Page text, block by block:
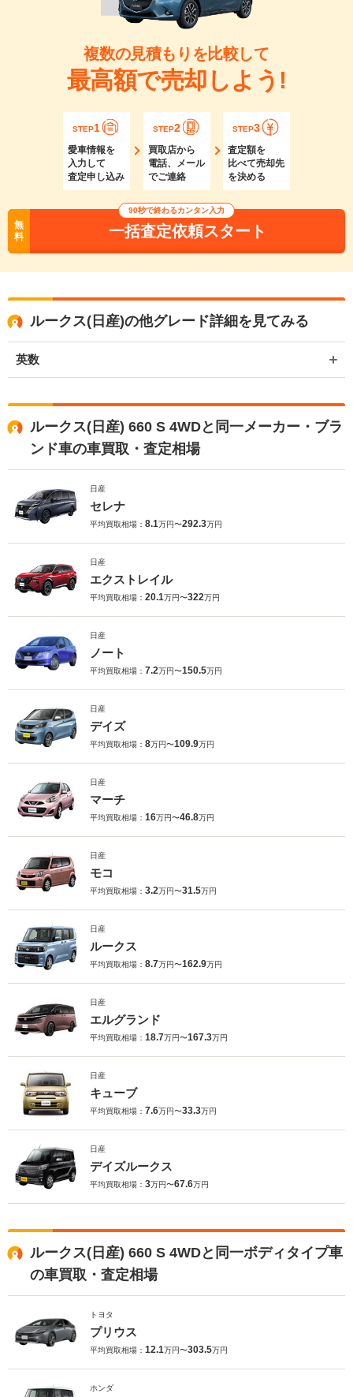
複数の見積もりを比較して
最高額で売却しよう!
STEP1
愛車情報を
入力して
査定申し込み
STEP2
買取店から
電話、メール
でご連絡
STEP3
査定額を
比べて売却先
を決める
無
料
90秒で終わるカンタン入力
一括査定依頼スタート
ルークス(日産)の他グレード詳細を見てみる
英数
ルークス(日産) 660 S 4WDと同一メーカー・ブラ
ンド車の車買取・査定相場
日産
セレナ
平均買取相場： 8.1万円〜292.3万円
日産
エクストレイル
平均買取相場： 20.1万円〜322万円
日産
ノート
平均買取相場： 7.2万円〜150.5万円
日産
デイズ
平均買取相場： 8万円〜109.9万円
日産
マーチ
平均買取相場： 16万円〜46.8万円
日産
モコ
平均買取相場： 3.2万円〜31.5万円
日産
ルークス
平均買取相場： 8.7万円〜162.9万円
日産
エルグランド
平均買取相場： 18.7万円〜167.3万円
日産
キューブ
平均買取相場： 7.6万円〜33.3万円
日産
デイズルークス
平均買取相場： 3万円〜67.6万円
ルークス(日産) 660 S 4WDと同一ボディタイプ車
の車買取・査定相場
トヨタ
プリウス
平均買取相場： 12.1万円〜303.5万円
ホンダ